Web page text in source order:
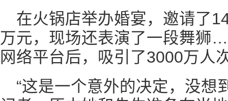
在火锅店举办婚宴，邀请了
万元，现场还表演了一段舞狮
网络平台后，吸引了3000万人
“这是一个意外的决定，没想